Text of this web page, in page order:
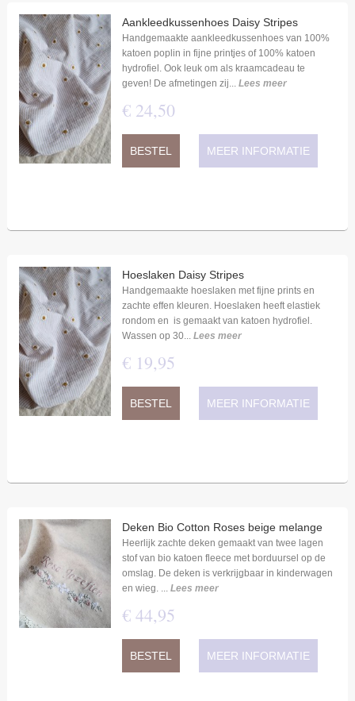
Aankleedkussenhoes Daisy Stripes
Handgemaakte aankleedkussenhoes van 100%
katoen poplin in fijne printjes of 100% katoen
hydrofiel. Ook leuk om als kraamcadeau te
geven! De afmetingen zij... Lees meer
€ 24,50
BESTEL MEER INFORMATIE
Hoeslaken Daisy Stripes
Handgemaakte hoeslaken met fijne prints en
zachte effen kleuren. Hoeslaken heeft elastiek
rondom en is gemaakt van katoen hydrofiel.
Wassen op 30... Lees meer
€ 19,95
BESTEL MEER INFORMATIE
Deken Bio Cotton Roses beige melange
Heerlijk zachte deken gemaakt van twee lagen
stof van bio katoen fleece met borduursel op de
omslag. De deken is verkrijgbaar in kinderwagen
en wieg. ... Lees meer
€ 44,95
BESTEL MEER INFORMATIE